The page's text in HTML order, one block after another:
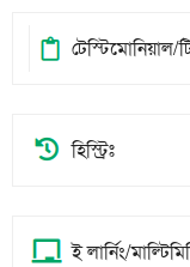
টেস্টিমোনিয়াল/
হিস্ট্রিঃ
ই লার্নিং/